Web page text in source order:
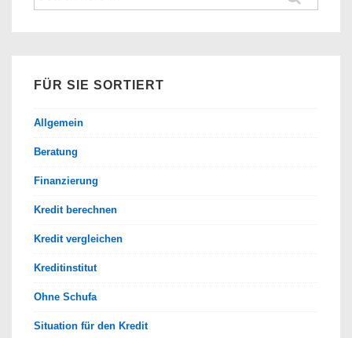
nach:
FÜR SIE SORTIERT
Allgemein
Beratung
Finanzierung
Kredit berechnen
Kredit vergleichen
Kreditinstitut
Ohne Schufa
Situation für den Kredit